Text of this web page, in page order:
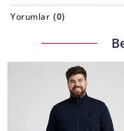
Yorumlar (0)